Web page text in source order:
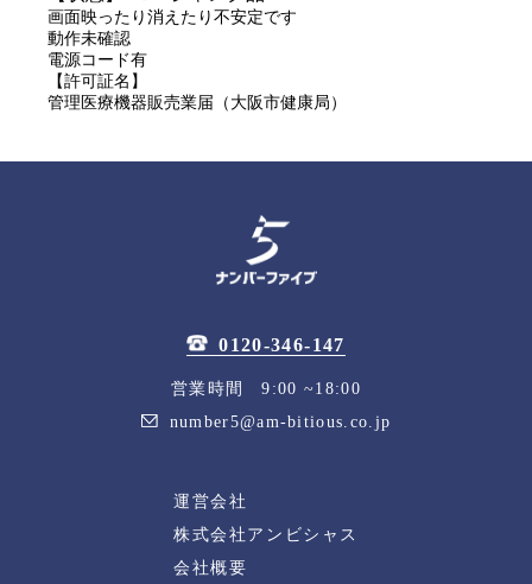
画面映ったり消えたり不安定です
動作未確認
電源コード有
【許可証名】
管理医療機器販売業届（大阪市健康局）
0120-346-147
営業時間 9:00 ~18:00
number5@am-bitious.co.jp
運営会社
株式会社アンビシャス
会社概要